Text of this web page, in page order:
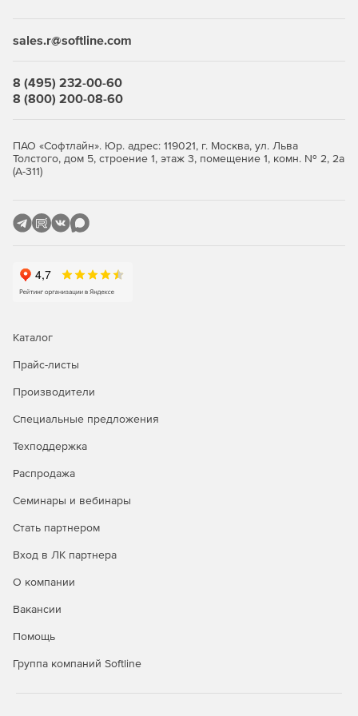
2.0.
работать? Легко! Просто перекиньте файлы на ноутбук
через SD/TF интерфейс. Нужно показать проект клиентам
станции вы сможете вывести изображение на любой
экран.
могут забыть про поиск и установку драйверов: всё
оборудование подключается за пару секунд.
sales.r@softline.com
8 (495) 232-00-60
8 (800) 200-08-60
ПАО «Софтлайн». Юр. адрес: 119021, г. Москва, ул. Льва
Толстого, дом 5, строение 1, этаж 3, помещение 1, комн. № 2, 2а
(А-311)
Каталог
Прайс-листы
Производители
Специальные предложения
Техподдержка
Распродажа
Семинары и вебинары
Стать партнером
Вход в ЛК партнера
О компании
Вакансии
Помощь
Группа компаний Softline